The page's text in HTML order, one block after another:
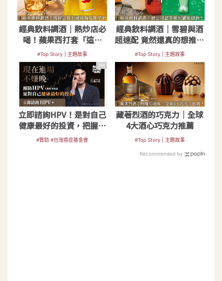
經典飲料調酒｜熱炒店必
喝！蘋果西打套「這幾
樣」就成簡易雞尾酒
#Top Story | 主題故事
經典飲料調酒｜雪碧與酒
超速配 竟然還真的想推出
罐裝雞尾酒？
#Top Story | 主題故事
PR
立即諮詢HPV！是對自己
健康最好的投資，把握現
在不嫌晚！
#贊助 #台灣癌症基金會
藏著烈酒的巧克力｜全球
4大酒心巧克力推薦
#Top Story | 主題故事
Recommended by